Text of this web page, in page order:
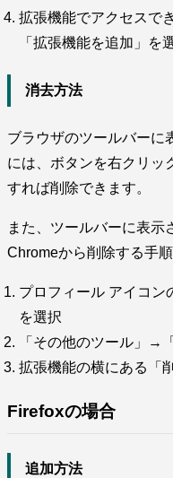
拡張機能でアクセスで
「拡張機能を追加」を
消去方法
ブラウザのツールバーに
には、ボタンを右クリッ
すれば削除できます。
また、ツールバーに表示
Chromeから削除する手
プロフィール アイコン
を選択
「その他のツール」→
拡張機能の横にある「
Firefoxの場合
追加方法